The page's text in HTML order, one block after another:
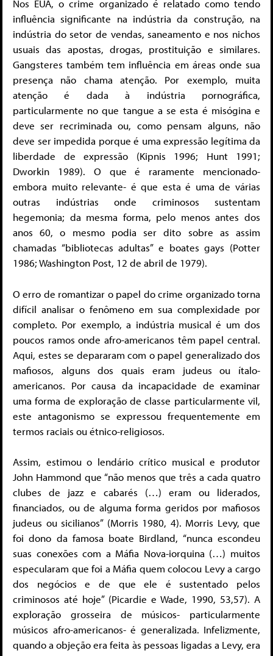
Nos EUA, o crime organizado é relatado como tendo
influência significante na indústria da construção, na
indústria do setor de vendas, saneamento e nos nichos
usuais das apostas, drogas, prostituição e similares.
Gangsteres também tem influência em áreas onde sua
presença não chama atenção. Por exemplo, muita
atenção é dada à indústria pornográfica,
particularmente no que tangue a se esta é misógina e
deve ser recriminada ou, como pensam alguns, não
deve ser impedida porque é uma expressão legítima da
liberdade de expressão (Kipnis 1996; Hunt 1991;
Dworkin 1989). O que é raramente mencionado-
embora muito relevante- é que esta é uma de várias
outras indústrias onde criminosos sustentam
hegemonia; da mesma forma, pelo menos antes dos
anos 60, o mesmo podia ser dito sobre as assim
chamadas “bibliotecas adultas” e boates gays (Potter
1986; Washington Post, 12 de abril de 1979).
O erro de romantizar o papel do crime organizado torna
difícil analisar o fenômeno em sua complexidade por
completo. Por exemplo, a indústria musical é um dos
poucos ramos onde afro-americanos têm papel central.
Aqui, estes se depararam com o papel generalizado dos
mafiosos, alguns dos quais eram judeus ou ítalo-
americanos. Por causa da incapacidade de examinar
uma forma de exploração de classe particularmente vil,
este antagonismo se expressou frequentemente em
termos raciais ou étnico-religiosos.
Assim, estimou o lendário crítico musical e produtor
John Hammond que “não menos que três a cada quatro
clubes de jazz e cabarés (…) eram ou liderados,
financiados, ou de alguma forma geridos por mafiosos
judeus ou sicilianos” (Morris 1980, 4). Morris Levy, que
foi dono da famosa boate Birdland, “nunca escondeu
suas conexões com a Máfia Nova-iorquina (…) muitos
especularam que foi a Máfia quem colocou Levy a cargo
dos negócios e de que ele é sustentado pelos
criminosos até hoje” (Picardie e Wade, 1990, 53,57). A
exploração grosseira de músicos- particularmente
músicos afro-americanos- é generalizada. Infelizmente,
quando a objeção era feita às pessoas ligadas a Levy, era